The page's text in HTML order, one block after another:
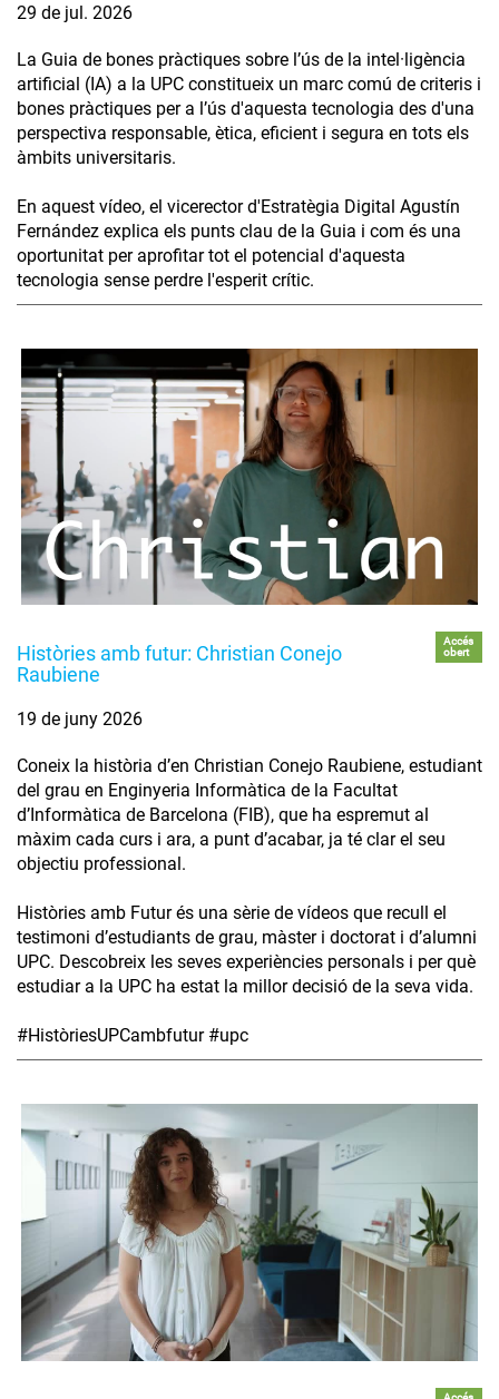
29 de jul. 2026
La Guia de bones pràctiques sobre l’ús de la intel·ligència
artificial (IA) a la UPC constitueix un marc comú de criteris i
bones pràctiques per a l’ús d'aquesta tecnologia des d'una
perspectiva responsable, ètica, eficient i segura en tots els
àmbits universitaris.
En aquest vídeo, el vicerector d'Estratègia Digital Agustín
Fernández explica els punts clau de la Guia i com és una
oportunitat per aprofitar tot el potencial d'aquesta
tecnologia sense perdre l'esperit crític.
Històries amb futur: Christian Conejo
Raubiene
Accés
obert
19 de juny 2026
Coneix la història d’en Christian Conejo Raubiene, estudiant
del grau en Enginyeria Informàtica de la Facultat
d’Informàtica de Barcelona (FIB), que ha espremut al
màxim cada curs i ara, a punt d’acabar, ja té clar el seu
objectiu professional.
Històries amb Futur és una sèrie de vídeos que recull el
testimoni d’estudiants de grau, màster i doctorat i d’alumni
UPC. Descobreix les seves experiències personals i per què
estudiar a la UPC ha estat la millor decisió de la seva vida.
#HistòriesUPCambfutur #upc